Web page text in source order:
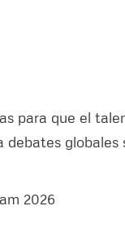
para que el
globales
2026